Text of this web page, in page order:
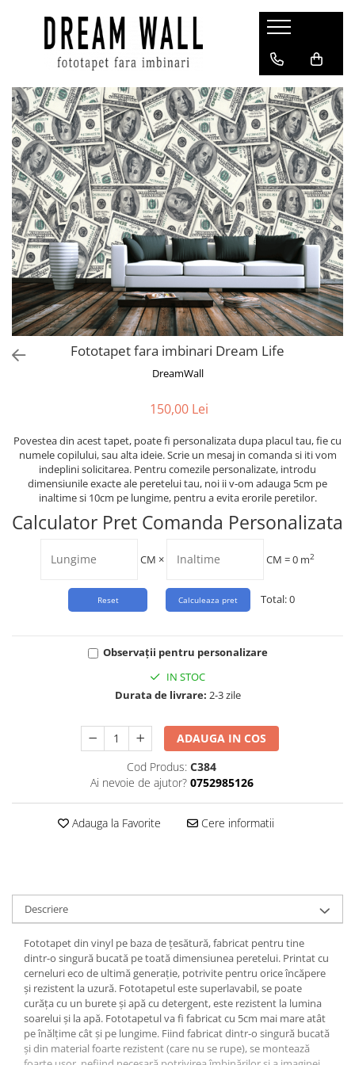
Fototapet fara imbinari
ExclusivArt
Abstract
Arhitectura
Fluid Art
Forme Geometrice
Fototapet 3D
Frescă
Frunze
Natura
Peisaj
Pentru copii
Tropical
Fototapet fara imbinari Dream Life
DreamWall
150,00 Lei
Povestea din acest tapet, poate fi personalizata dupa placul tau, fie cu
numele copilului, sau alta ideie. Scrie un mesaj in comanda si iti vom
indeplini solicitarea. Pentru comezile personalizate, introdu
dimensiunile exacte ale peretelui tau, noi ii v-om adauga 5cm pe
inaltime si 10cm pe lungime, pentru a evita erorile peretilor.
Calculator Pret Comanda Personalizata
CM × CM =0 m2
Total:0
Observații pentru personalizare
IN STOC
Durata de livrare: 2-3 zile
ADAUGA IN COS
Cod Produs: C384
Ai nevoie de ajutor? 0752985126
Adauga la Favorite Cere informatii
Descriere
Fototapet din vinyl pe baza de țesătură, fabricat pentru tine
dintr-o singură bucată pe toată dimensiunea peretelui. Printat cu
cerneluri eco de ultimă generație, potrivite pentru orice încăpere
și rezistent la uzură. Fototapetul este superlavabil, se poate
curăța cu un burete și apă cu detergent, este rezistent la lumina
soarelui și la apă. Fototapetul va fi fabricat cu 5cm mai mare atât
pe înălțime cât și pe lungime. Fiind fabricat dintr-o singură bucată
și din material foarte rezistent (care nu se rupe), se montează